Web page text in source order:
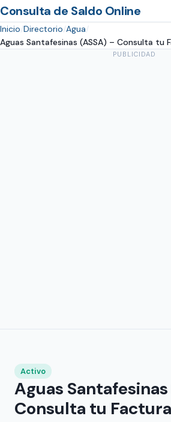
Consulta de Saldo Online
Inicio Directorio Agua
Aguas Santafesinas (ASSA) – Consulta tu
PUBLICIDAD
Activo
Aguas
Consulta tu Factura